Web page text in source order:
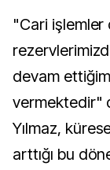
"Cari
devam
vermektedir"
Yılmaz,
arttığı bu